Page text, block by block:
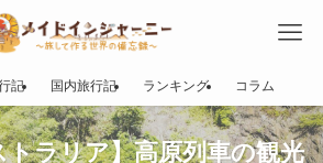
記 国内旅行記 ランキング コラム
トラリア】高原列車の観光